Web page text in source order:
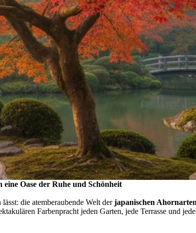
Oase der Ruhe und Schönheit
die atemberaubende Welt derjapanischen Ahornarten
Farbenpracht jeden Garten, jede Terrasse und